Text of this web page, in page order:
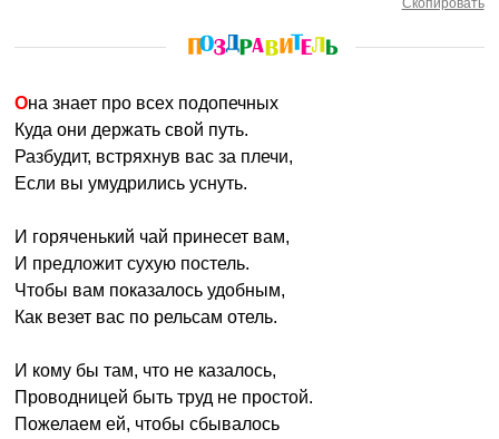
Скопировать
Она знает про всех подопечных
Куда они держать свой путь.
Разбудит, встряхнув вас за плечи,
Если вы умудрились уснуть.
И горяченький чай принесет вам,
И предложит сухую постель.
Чтобы вам показалось удобным,
Как везет вас по рельсам отель.
И кому бы там, что не казалось,
Проводницей быть труд не простой.
Пожелаем ей, чтобы сбывалось